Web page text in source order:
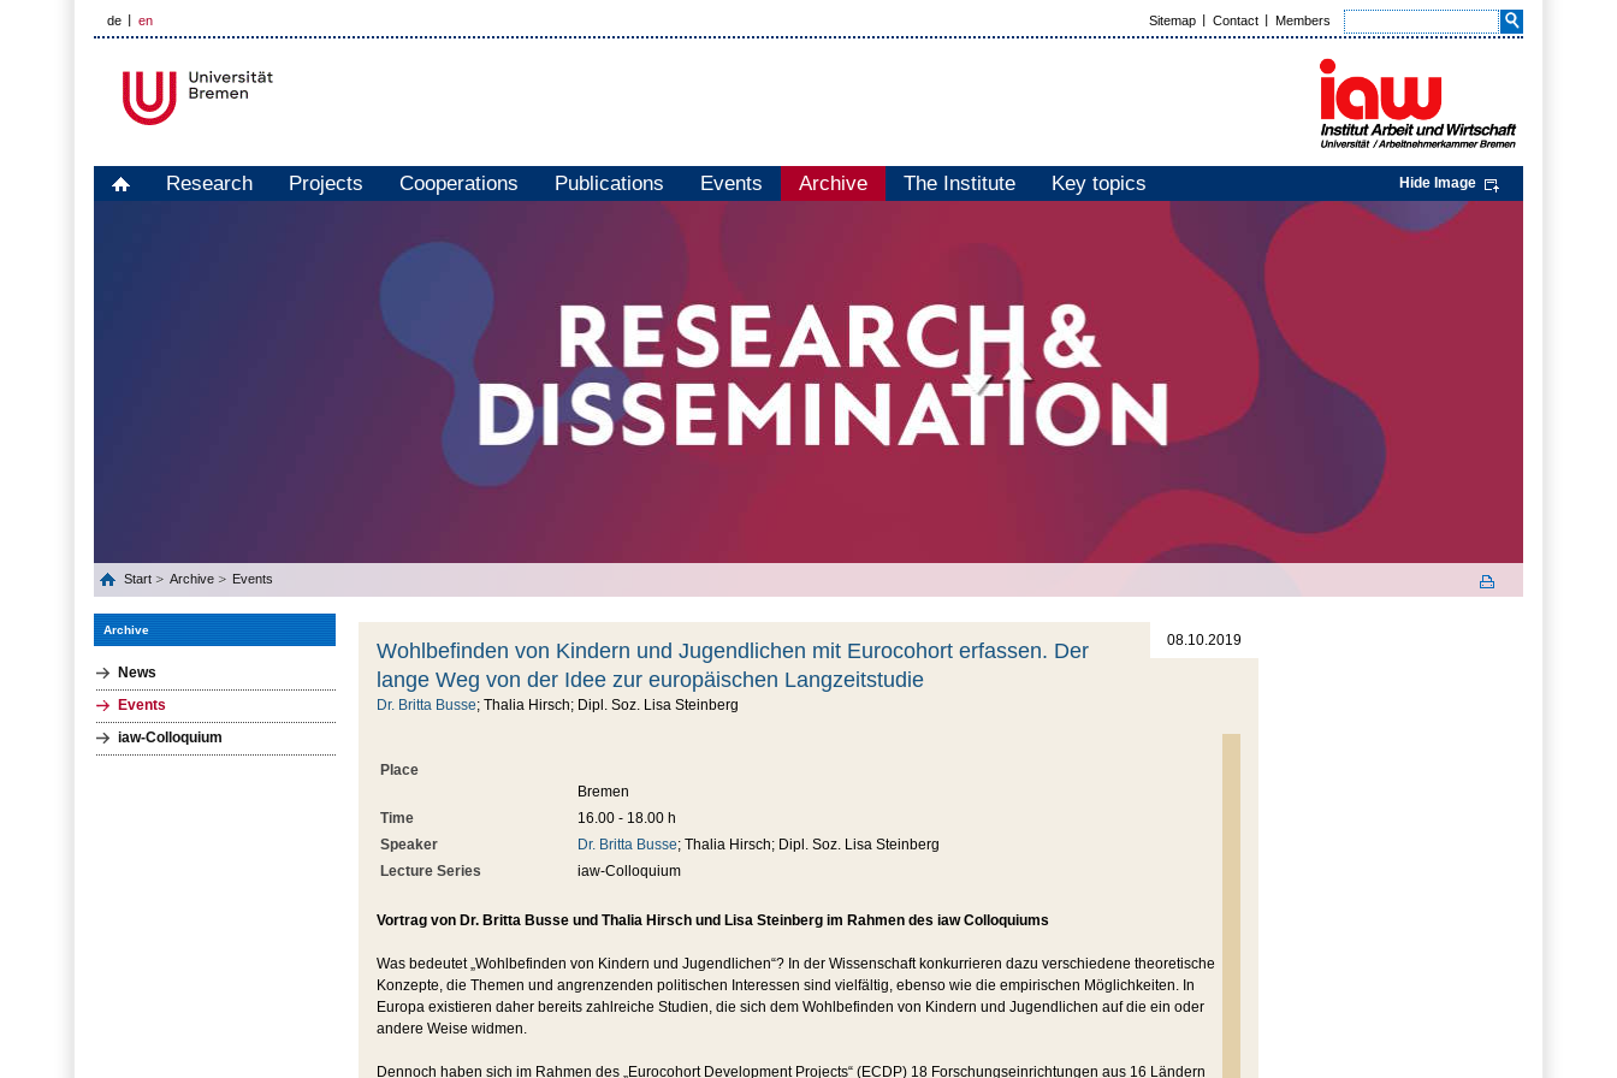
de en Sitemap Contact Members
Research Projects Cooperations Publications Events Archive The Institute Key topics Hide Image
Start Archive Events
Archive
News
Events
iaw-Colloquium
08.10.2019
Wohlbefinden von Kindern und Jugendlichen mit Eurocohort erfassen. Der
lange Weg von der Idee zur europäischen Langzeitstudie
Dr. Britta Busse; Thalia Hirsch; Dipl. Soz. Lisa Steinberg
Place
Bremen
Time
16.00 - 18.00 h
Speaker
Dr. Britta Busse; Thalia Hirsch; Dipl. Soz. Lisa Steinberg
Lecture Series
iaw-Colloquium
Vortrag von Dr. Britta Busse und Thalia Hirsch und Lisa Steinberg im Rahmen des iaw Colloquiums
Was bedeutet „Wohlbefinden von Kindern und Jugendlichen“? In der Wissenschaft konkurrieren dazu verschiedene theoretische
Konzepte, die Themen und angrenzenden politischen Interessen sind vielfältig, ebenso wie die empirischen Möglichkeiten. In
Europa existieren daher bereits zahlreiche Studien, die sich dem Wohlbefinden von Kindern und Jugendlichen auf die ein oder
andere Weise widmen.
Dennoch haben sich im Rahmen des „Eurocohort Development Projects“ (ECDP) 18 Forschungseinrichtungen aus 16 Ländern